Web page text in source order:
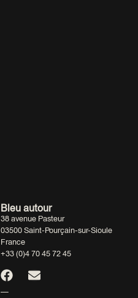
Bleu autour
38 avenue Pasteur
03500 Saint-Pourçain-sur-Sioule
France
+33 (0)4 70 45 72 45
—